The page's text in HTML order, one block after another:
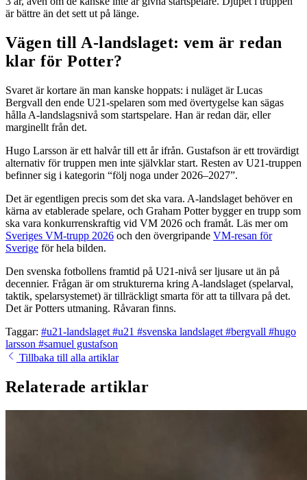
är bättre än det sett ut på länge.
Vägen till A-landslaget: vem är redan
klar för Potter?
Svaret är kortare än man kanske hoppats: i nuläget är Lucas
Bergvall den ende U21-spelaren som med övertygelse kan sägas
hålla A-landslagsnivå som startspelare. Han är redan där, eller
marginellt från det.
Hugo Larsson är ett halvår till ett år ifrån. Gustafson är ett trovärdigt
alternativ för truppen men inte självklar start. Resten av U21-truppen
befinner sig i kategorin “följ noga under 2026–2027”.
Det är egentligen precis som det ska vara. A-landslaget behöver en
kärna av etablerade spelare, och Graham Potter bygger en trupp som
ska vara konkurrenskraftig vid VM 2026 och framåt. Läs mer om
Sveriges VM-trupp 2026 och den övergripande VM-resan för
Sverige för hela bilden.
Den svenska fotbollens framtid på U21-nivå ser ljusare ut än på
decennier. Frågan är om strukturerna kring A-landslaget (spelarval,
taktik, spelarsystemet) är tillräckligt smarta för att ta tillvara på det.
Det är Potters utmaning. Råvaran finns.
Taggar: #u21-landslaget #u21 #svenska landslaget #bergvall #hugo
larsson #samuel gustafson
Tillbaka till alla artiklar
Relaterade artiklar